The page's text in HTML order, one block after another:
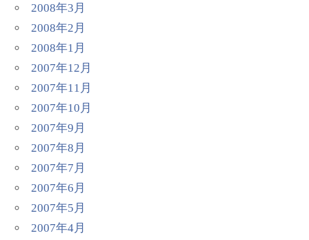
2008年3月
2008年2月
2008年1月
2007年12月
2007年11月
2007年10月
2007年9月
2007年8月
2007年7月
2007年6月
2007年5月
2007年4月